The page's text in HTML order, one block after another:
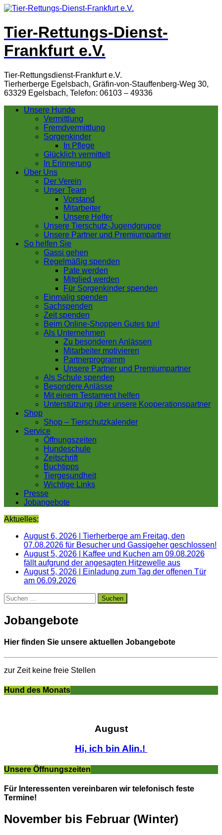
Tier-Rettungs-Dienst-
Frankfurt e.V.
Tier-Rettungsdienst-Frankfurt e.V.
Tierherberge Egelsbach, Gräfin-von-Stauffenberg-Weg 30,
63329 Egelsbach, Telefon: 06103 – 49336
Unsere Hunde
Vermittlung
Fremdvermittlung
Sorgenkinder
In Pflege
Glücklich vermittelt
In Erinnerung
Über Uns
Der Verein
Unser Team
Vorstand
Mitarbeiter
Unsere Helfer
Unsere Tierschutz-Jugendgruppe
Unsere Partner und Premiumpartner
So helfen Sie
Gassi gehen
Regelmäßig spenden
Pate werden
Mitglied werden
Für Sorgenkinder spenden
Einmalig spenden
Sachspenden
Zeit spenden
Beim Online-Shoppen Gutes tun!
Als Unternehmen
Zu besonderen Anlässen
Mitarbeiter motivieren
Partnerprogramm
Unsere Partner und Premiumpartner
Als Schule spenden
Besondere Anlässe
Mit einem Testament helfen
Unterstützung über unsere Kooperationspartner
Shop
Shop – Tierschutzkalender
Service
Öffnungszeiten
Hundeschule
Zeitschrift
Buchtipps
Tiergesundheit
Wichtige Links
Presse
Jobangebote
Aktuelles:
August 6, 2026
Tierherberge am Freitag, den
07.08.2026 für Besucher und Gassigeher geschlossen!
August 5, 2026
Kaffee und Kuchen am 09.08.2026
fällt aufgrund der angesagten Hitzewelle aus
August 5, 2026
Einladung zum Tag der offenen Tür
am 06.09.2026
Suchen
nach:
Jobangebote
Hier finden Sie unsere aktuellen Jobangebote
zur Zeit keine freie Stellen
Hund des Monats
August
Hi, ich bin Alin.!
Unsere Öffnungszeiten
Für Interessenten vereinbaren wir telefonisch feste
Termine!
November bis Februar (Winter)